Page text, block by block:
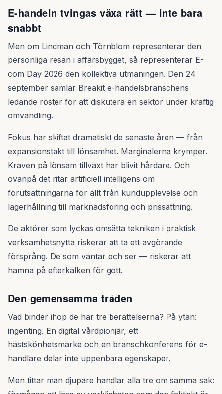
E-handeln tvingas växa rätt — inte bara
snabbt
Men om Lindman och Törnblom representerar den
personliga resan i affärsbygget, så representerar E-
com Day 2026 den kollektiva utmaningen. Den 24
september samlar Breakit e-handelsbranschens
ledande röster för att diskutera en sektor under kraftig
omvandling.
Fokus har skiftat dramatiskt de senaste åren — från
expansionstakt till lönsamhet. Marginalerna krymper.
Kraven på lönsam tillväxt har blivit hårdare. Och
ovanpå det ritar artificiell intelligens om
förutsättningarna för allt från kundupplevelse och
lagerhållning till marknadsföring och prissättning.
De aktörer som lyckas omsätta tekniken i praktisk
verksamhetsnytta riskerar att ta ett avgörande
försprång. De som väntar och ser — riskerar att
hamna på efterkälken för gott.
Den gemensamma tråden
Vad binder ihop de här tre berättelserna? På ytan:
ingenting. En digital vårdpionjär, ett
hästskönhetsmärke och en branschkonferens för e-
handlare delar inte uppenbara egenskaper.
Men tittar man djupare handlar alla tre om samma sak: